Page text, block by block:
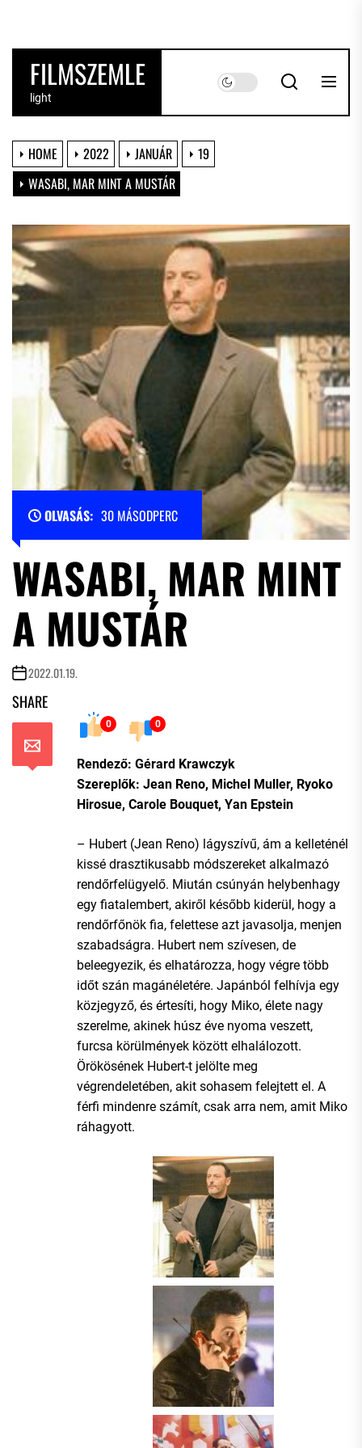
the
contentFILMSZEMLE
light
HOME 2022 JANUÁR
19
WASABI, MAR MINT A MUSTÁR
OLVASÁS: 30 MÁSODPERC
WASABI, MAR MINT
A MUSTÁR
2022.01.19.
SHARE
0 0
Rendező: Gérard Krawczyk
Szereplők: Jean Reno, Michel Muller, Ryoko
Hirosue, Carole Bouquet, Yan Epstein
– Hubert (Jean Reno) lágyszívű, ám a kelleténél
kissé drasztikusabb módszereket alkalmazó
rendőrfelügyelő. Miután csúnyán helybenhagy
egy fiatalembert, akiről később kiderül, hogy a
rendőrfőnök fia, felettese azt javasolja, menjen
szabadságra. Hubert nem szívesen, de
beleegyezik, és elhatározza, hogy végre több
időt szán magánéletére. Japánból felhívja egy
közjegyző, és értesíti, hogy Miko, élete nagy
szerelme, akinek húsz éve nyoma veszett,
furcsa körülmények között elhalálozott.
Örökösének Hubert-t jelölte meg
végrendeletében, akit sohasem felejtett el. A
férfi mindenre számít, csak arra nem, amit Miko
ráhagyott.